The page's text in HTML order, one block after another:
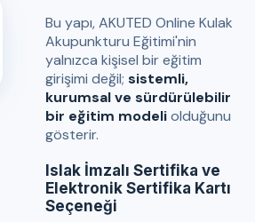
Bu yapı, AKUTED Online Kulak
Akupunkturu Eğitimi'nin
yalnızca kişisel bir eğitim
girişimi değil; sistemli,
kurumsal ve sürdürülebilir
bir eğitim modeliolduğunu
gösterir.
Islak İmzalı Sertifika ve
Elektronik Sertifika Kartı
Seçeneği